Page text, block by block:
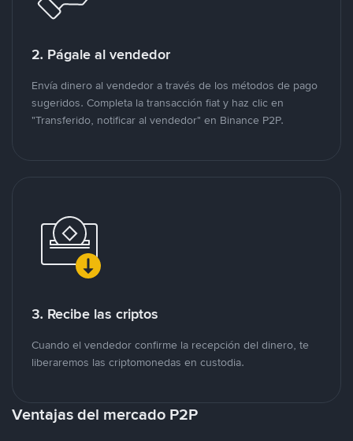
2. Págale al vendedor
Envía dinero al vendedor a través de los métodos de pago
sugeridos. Completa la transacción fiat y haz clic en
"Transferido, notificar al vendedor" en Binance P2P.
3. Recibe las criptos
Cuando el vendedor confirme la recepción del dinero, te
liberaremos las criptomonedas en custodia.
Ventajas del mercado P2P